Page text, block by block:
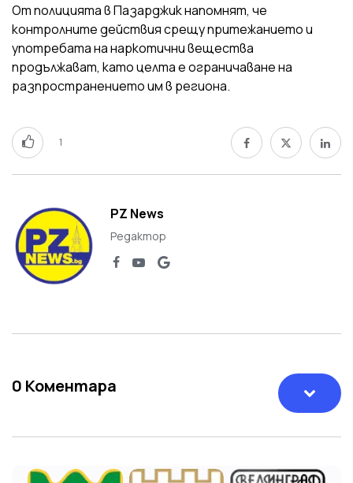
От полицията в Пазарджик напомнят, че
контролните действия срещу притежанието и
употребата на наркотични вещества
продължават, като целта е ограничаване на
разпространението им в региона.
1
PZ News
Редактор
0 Коментара